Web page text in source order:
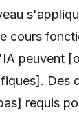
cours
peuvent
Des
requis